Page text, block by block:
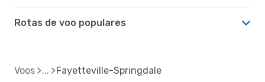
Rotas de voo populares
Voos Fayetteville-Springdale